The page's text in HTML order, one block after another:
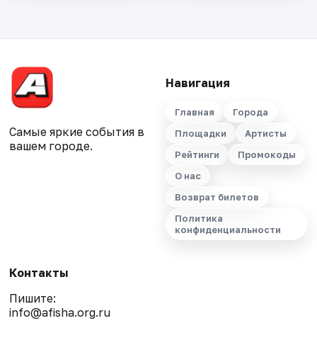
Самые яркие события в
вашем городе.
Навигация
Главная
Города
Площадки
Артисты
Рейтинги
Промокоды
О нас
Возврат билетов
Политика
конфиденциальности
Контакты
Пишите:
info@afisha.org.ru